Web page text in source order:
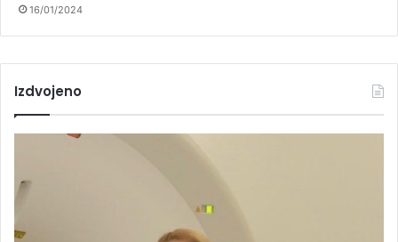
16/01/2024
Izdvojeno